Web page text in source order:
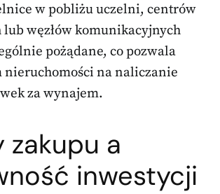
w pobliżu uczelni, centrów
węzłów komunikacyjnych
pożądane, co pozwala
nieruchomości na naliczanie
za wynajem.
zakupu a
inwestycji